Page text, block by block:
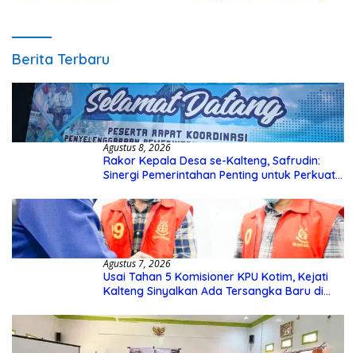
Berita Terbaru
Agustus 8, 2026
Rakor Kepala Desa se-Kalteng, Safrudin:
Sinergi Pemerintahan Penting untuk Perkuat
Agustus 7, 2026
Usai Tahan 5 Komisioner KPU Kotim, Kejati
Kalteng Sinyalkan Ada Tersangka Baru di